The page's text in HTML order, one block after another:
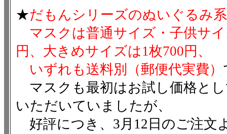
★だもんシリーズのぬいぐるみ
マスクは普通サイズ・子供サ
円、大きめサイズは1枚700円、
いずれも送料別（郵便代実費）
マスクも最初はお試し価格と
いただいていましたが、
好評につき、3月12日のご注文